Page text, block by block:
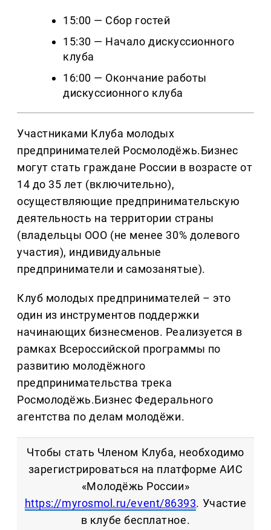
15:00 — Сбор гостей
15:30 — Начало дискуссионного
клуба
16:00 — Окончание работы
дискуссионного клуба
Участниками Клуба молодых
предпринимателей Росмолодёжь.Бизнес
могут стать граждане России в возрасте от
14 до 35 лет (включительно),
осуществляющие предпринимательскую
деятельность на территории страны
(владельцы ООО (не менее 30% долевого
участия), индивидуальные
предприниматели и самозанятые).
Клуб молодых предпринимателей – это
один из инструментов поддержки
начинающих бизнесменов. Реализуется в
рамках Всероссийской программы по
развитию молодёжного
предпринимательства трека
Росмолодёжь.Бизнес Федерального
агентства по делам молодёжи.
Чтобы стать Членом Клуба, необходимо
зарегистрироваться на платформе АИС
«Молодёжь России»
https://myrosmol.ru/event/86393. Участие
в клубе бесплатное.